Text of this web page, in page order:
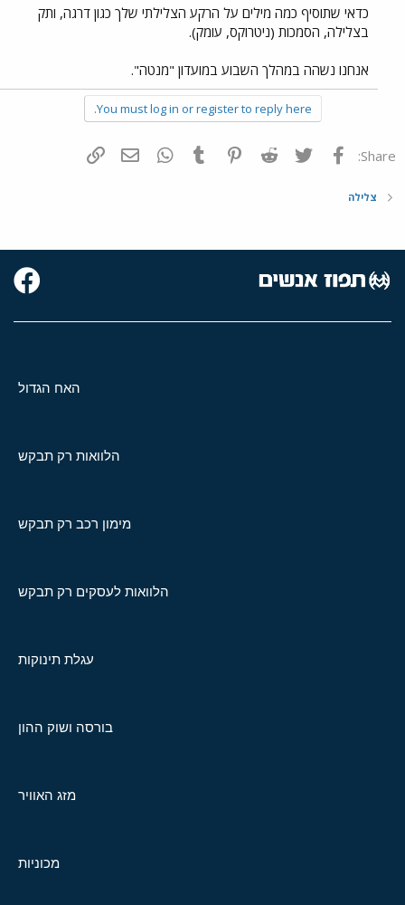
Looking forward to meet more enthusiastic divers!
Amos​
כדאי שתוסיף כמה מילים על הרקע הצלילתי שלך כגון דרגה, ותק
בצלילה, הסמכות (ניטרוקס, עומק).
אנחנו נשהה במהלך השבוע במועדון "מנטה".
You must log in or register to reply here.
Share: פייסבוק Twitter
Reddit
Pinterest
Tumblr
WhatsAppדואר אלקטרוני
צלילה
האח הגדול
הלוואות רק תבקש
מימון רכב רק תבקש
הלוואות לעסקים רק תבקש
עגלת תינוקות
בורסה ושוק ההון
מזג האוויר
מכוניות